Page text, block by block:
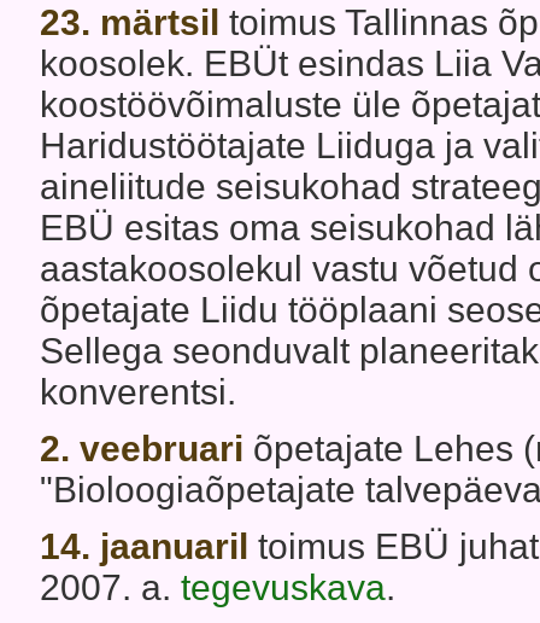
23. märtsil toimus Tallinnas
koosolek. EBÜt esindas Liia
koostöövõimaluste üle
Haridustöötajate Liiduga ja
aineliitude seisukohad
EBÜ esitas oma seisukohad
aastakoosolekul vastu võetud
õpetajate Liidu tööplaani
Sellega seonduvalt
konverentsi.
2. veebruari õpetajate Lehes
"Bioloogiaõpetajate
14. jaanuaril toimus EBÜ
2007. a. tegevuskava.